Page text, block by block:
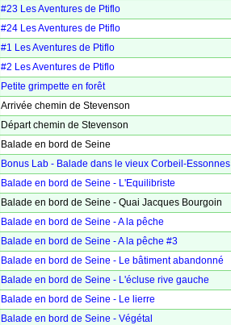
#23 Les Aventures de Ptiflo
#24 Les Aventures de Ptiflo
#1 Les Aventures de Ptiflo
#2 Les Aventures de Ptiflo
Petite grimpette en forêt
Arrivée chemin de Stevenson
Départ chemin de Stevenson
Balade en bord de Seine
Bonus Lab - Balade dans le vieux Corbeil-Essonnes
Balade en bord de Seine - L'Equilibriste
Balade en bord de Seine - Quai Jacques Bourgoin
Balade en bord de Seine - A la pêche
Balade en bord de Seine - A la pêche #3
Balade en bord de Seine - Le bâtiment abandonné
Balade en bord de Seine - L'écluse rive gauche
Balade en bord de Seine - Le lierre
Balade en bord de Seine - Végétal